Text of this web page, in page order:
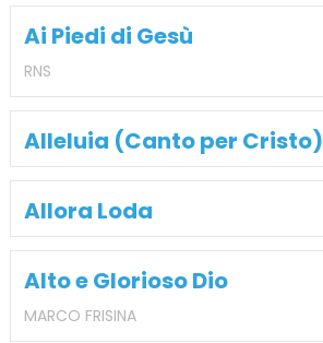
Ai Piedi di Gesù
RNS
Alleluia (Canto per Cristo)
Allora Loda
Alto e Glorioso Dio
MARCO FRISINA